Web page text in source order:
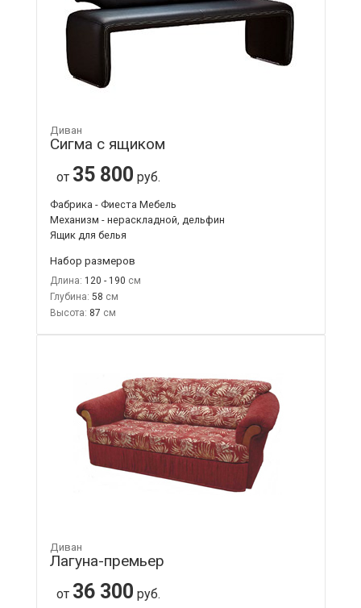
Диван
Сигма с ящиком
от 35 800 руб.
Фабрика - Фиеста Мебель
Механизм - нераскладной, дельфин
Ящик для белья
Набор размеров
Длина: 120 - 190
Глубина: 58
Высота: 87
Диван
Лагуна-премьер
от 36 300 руб.